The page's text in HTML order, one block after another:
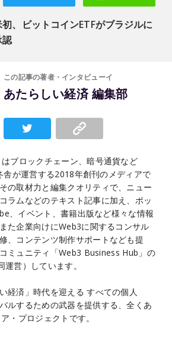
、ビットコインETFがブラジルに
認
この記事の著者・インタビューイ
あたらしい経済 編集部
はブロックチェーン、暗号通貨など
が運営する2018年創刊のメディアで
の取材力と編集クオリティで、ニュー
ラムなどのテキスト記事に加え、ポッ
、イベント、書籍出版など様々な情報
た企業向けにWeb3に関するコンサル
、コンテンツ制作サポートなども提
ミュニティ「Web3 Business Hub」の
営）しています。
経済」時代を迎える すべての個人
ルするための武器を提供する、全くあ
・プロジェクトです。